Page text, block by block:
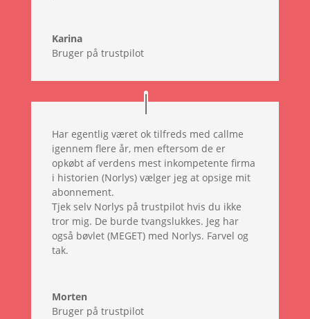
Karina
Bruger på trustpilot
Har egentlig været ok tilfreds med callme
igennem flere år, men eftersom de er
opkøbt af verdens mest inkompetente firma
i historien (Norlys) vælger jeg at opsige mit
abonnement.
Tjek selv Norlys på trustpilot hvis du ikke
tror mig. De burde tvangslukkes. Jeg har
også bøvlet (MEGET) med Norlys. Farvel og
tak.
Morten
Bruger på trustpilot